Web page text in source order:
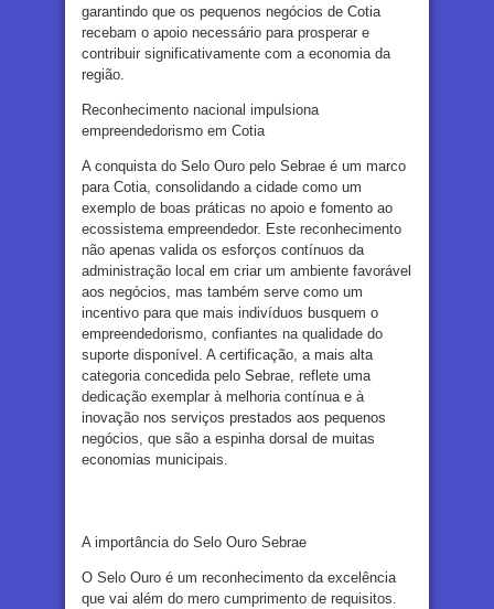
garantindo que os pequenos negócios de Cotia
recebam o apoio necessário para prosperar e
contribuir significativamente com a economia da
região.
Reconhecimento nacional impulsiona
empreendedorismo em Cotia
A conquista do Selo Ouro pelo Sebrae é um marco
para Cotia, consolidando a cidade como um
exemplo de boas práticas no apoio e fomento ao
ecossistema empreendedor. Este reconhecimento
não apenas valida os esforços contínuos da
administração local em criar um ambiente favorável
aos negócios, mas também serve como um
incentivo para que mais indivíduos busquem o
empreendedorismo, confiantes na qualidade do
suporte disponível. A certificação, a mais alta
categoria concedida pelo Sebrae, reflete uma
dedicação exemplar à melhoria contínua e à
inovação nos serviços prestados aos pequenos
negócios, que são a espinha dorsal de muitas
economias municipais.
A importância do Selo Ouro Sebrae
O Selo Ouro é um reconhecimento da excelência
que vai além do mero cumprimento de requisitos.